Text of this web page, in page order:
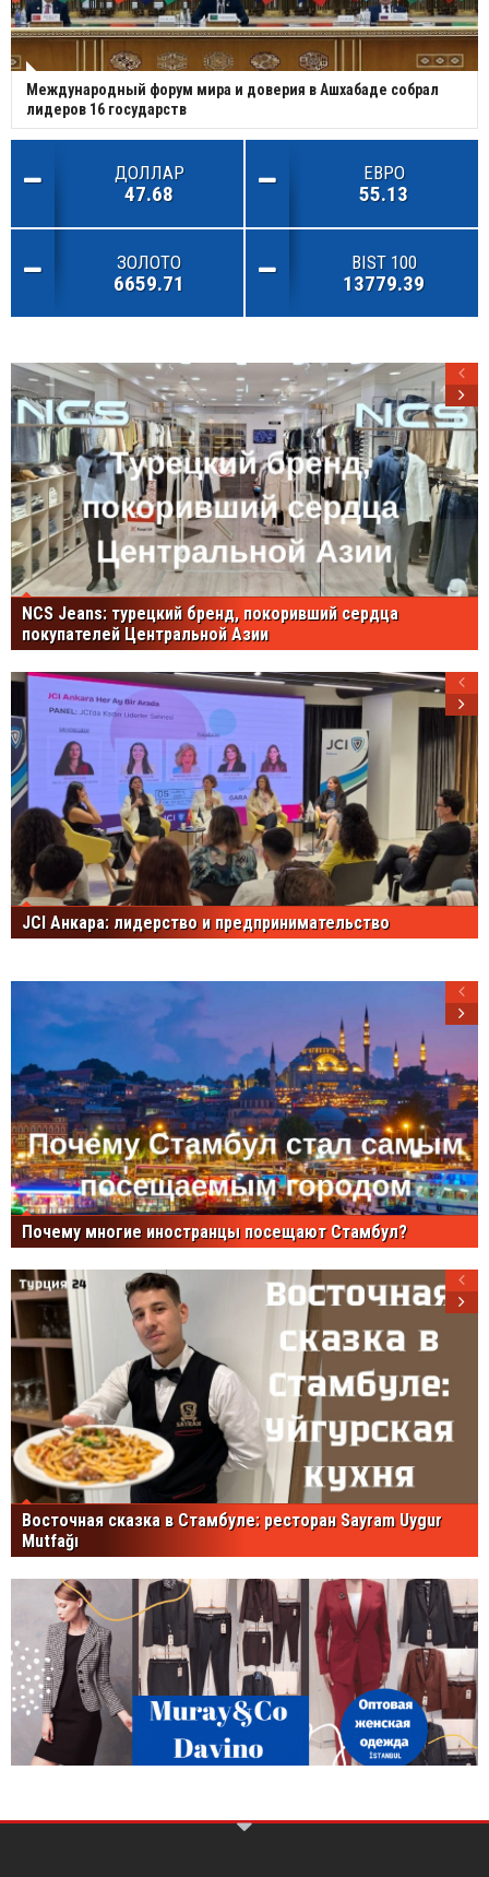
Международный форум мира и доверия в Ашхабаде собрал
лидеров 16 государств
ДОЛЛАР
47.68
ЕВРО
55.13
ЗОЛОТО
6659.71
BIST 100
13779.39
NCS Jeans: турецкий бренд, покоривший сердца
покупателей Центральной Азии
JCI Анкара: лидерство и предпринимательство
Почему многие иностранцы посещают Стамбул?
Восточная сказка в Стамбуле: ресторан Sayram Uygur
Mutfağı